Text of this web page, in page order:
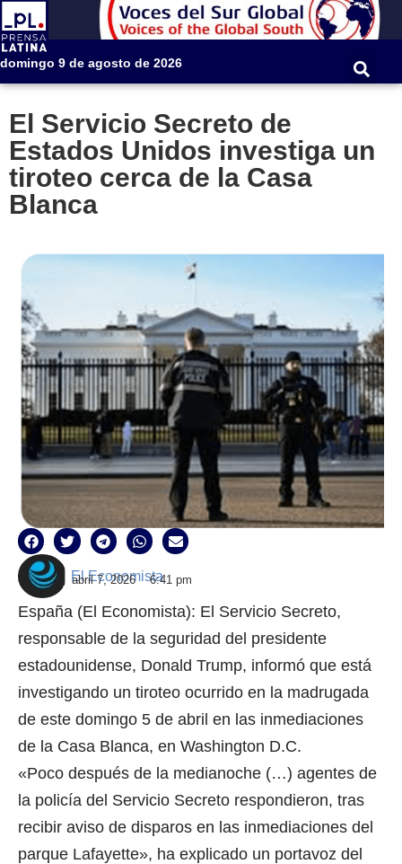
domingo 9 de agosto de 2026
El Servicio Secreto de
Estados Unidos investiga un
tiroteo cerca de la Casa
Blanca
El Economista
abril 7, 2026 6:41 pm
España (El Economista): El Servicio Secreto,
responsable de la seguridad del presidente
estadounidense, Donald Trump, informó que está
investigando un tiroteo ocurrido en la madrugada
de este domingo 5 de abril en las inmediaciones
de la Casa Blanca, en Washington D.C.
«Poco después de la medianoche (…) agentes de
la policía del Servicio Secreto respondieron, tras
recibir aviso de disparos en las inmediaciones del
parque Lafayette», ha explicado un portavoz del